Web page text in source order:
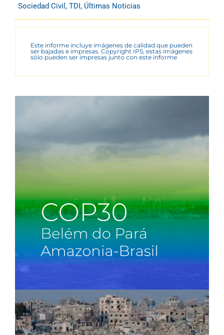
Sociedad Civil , TDI, Últimas Noticias
Este informe incluye imágenes de calidad que pueden
ser bajadas e impresas. Copyright IPS, estas imágenes
sólo pueden ser impresas junto con este informe